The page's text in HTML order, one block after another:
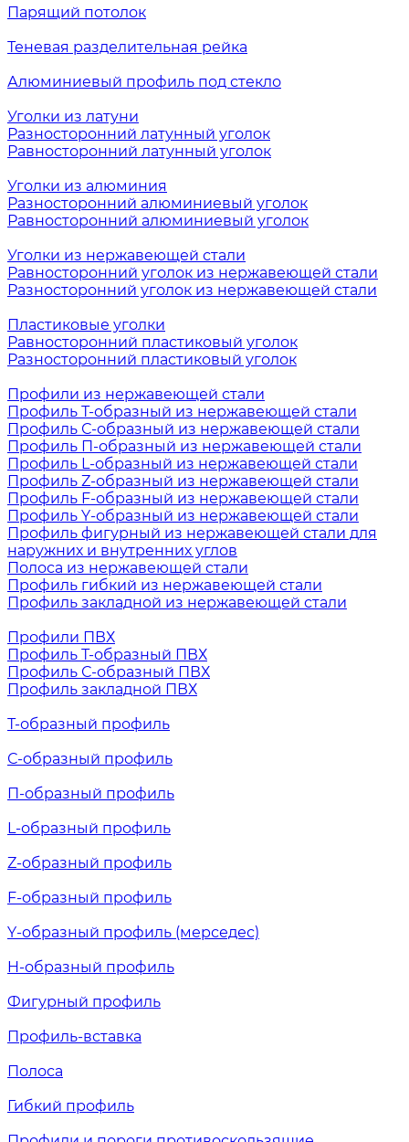
Парящий потолок
Теневая разделительная рейка
Алюминиевый профиль под стекло
Уголки из латуни
Разносторонний латунный уголок
Равносторонний латунный уголок
Уголки из алюминия
Разносторонний алюминиевый уголок
Равносторонний алюминиевый уголок
Уголки из нержавеющей стали
Равносторонний уголок из нержавеющей стали
Разносторонний уголок из нержавеющей стали
Пластиковые уголки
Равносторонний пластиковый уголок
Разносторонний пластиковый уголок
Профили из нержавеющей стали
Профиль Т-образный из нержавеющей стали
Профиль С-образный из нержавеющей стали
Профиль П-образный из нержавеющей стали
Профиль L-образный из нержавеющей стали
Профиль Z-образный из нержавеющей стали
Профиль F-образный из нержавеющей стали
Профиль Y-образный из нержавеющей стали
Профиль фигурный из нержавеющей стали для
наружних и внутренних углов
Полоса из нержавеющей стали
Профиль гибкий из нержавеющей стали
Профиль закладной из нержавеющей стали
Профили ПВХ
Профиль Т-образный ПВХ
Профиль С-образный ПВХ
Профиль закладной ПВХ
Т-образный профиль
С-образный профиль
П-образный профиль
L-образный профиль
Z-образный профиль
F-образный профиль
Y-образный профиль (мерседес)
H-образный профиль
Фигурный профиль
Профиль-вставка
Полоса
Гибкий профиль